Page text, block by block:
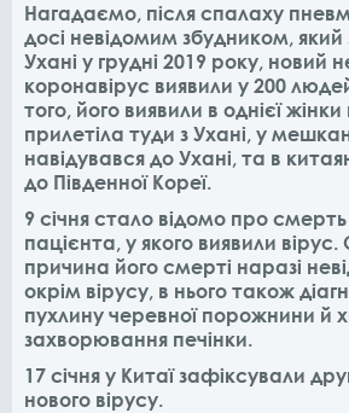
Нагадаємо, після спалаху
досі невідомим збудником, який
Ухані у грудні 2019 року, новий
коронавірус виявили у 200
того, його виявили в однієї жінки
прилетіла туди з Ухані, у
навідувався до Ухані, та в
до Південної Кореї.
9 січня стало відомо про
пацієнта, у якого виявили
причина його смерті наразі
окрім вірусу, в нього також
пухлину черевної порожнини й
захворювання печінки.
17 січня у Китаї зафіксували
нового вірусу.